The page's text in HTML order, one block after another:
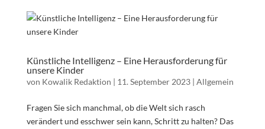
Künstliche Intelligenz – Eine Herausforderung für
unsere Kinder
von Kowalik Redaktion | 11. September 2023| Allgemein
Fragen Sie sich manchmal, ob die Welt sich rasch
verändert und esschwer sein kann, Schritt zu halten? Das